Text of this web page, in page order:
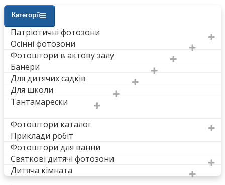
Категорії
Патріотичні фотозони
Осінні фотозони
Фотоштори в актову залу
Банери
Для дитячих садків
Для школи
Тантамарески
Фотоштори каталог
Приклади робіт
Фотоштори для ванни
Святкові дитячі фотозони
Дитяча кімната